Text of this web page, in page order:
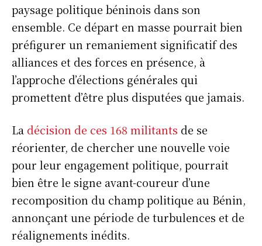
paysage politique béninois dans son
ensemble. Ce départ en masse pourrait bien
préfigurer un remaniement significatif des
alliances et des forces en présence, à
l’approche d’élections générales qui
promettent d’être plus disputées que jamais.
La décision de ces 168 militants de se
réorienter, de chercher une nouvelle voie
pour leur engagement politique, pourrait
bien être le signe avant-coureur d’une
recomposition du champ politique au Bénin,
annonçant une période de turbulences et de
réalignements inédits.